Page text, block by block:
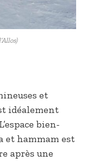
et
idéalement
bien-
et hammam est
après une